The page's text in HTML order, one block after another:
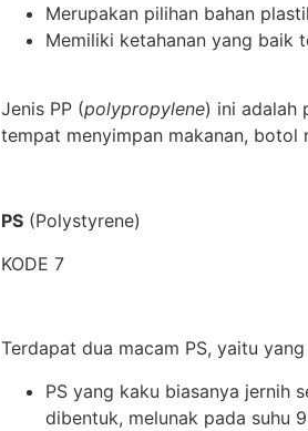
Merupakan pilihan bahan
Memiliki ketahanan yang baik
Jenis PP (polypropylene) ini adalah
tempat menyimpan makanan,
PS (Polystyrene)
KODE 7
Terdapat dua macam PS, yaitu
PS yang kaku biasanya jernih
dibentuk, melunak pada suhu